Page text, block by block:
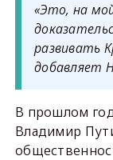
«Это, на
развивать
добавляет
В прошлом
Владимир